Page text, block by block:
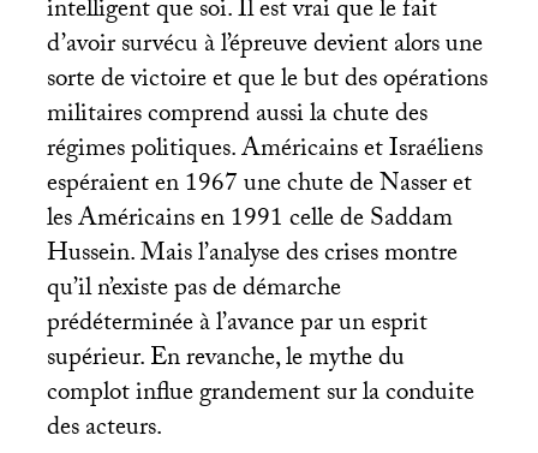
intelligent que soi. Il est vrai que le fait
d’avoir survécu à l’épreuve devient alors une
sorte de victoire et que le but des opérations
militaires comprend aussi la chute des
régimes politiques. Américains et Israéliens
espéraient en 1967 une chute de Nasser et
les Américains en 1991 celle de Saddam
Hussein. Mais l’analyse des crises montre
qu’il n’existe pas de démarche
prédéterminée à l’avance par un esprit
supérieur. En revanche, le mythe du
complot influe grandement sur la conduite
des acteurs.